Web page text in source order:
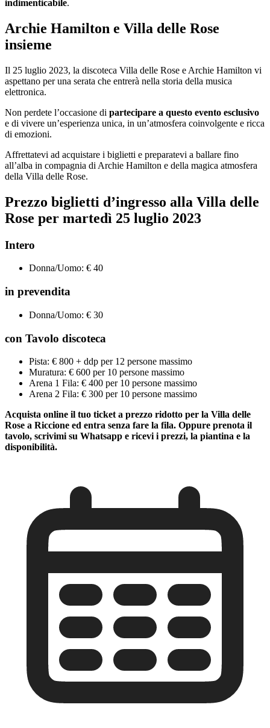
indimenticabile.
Archie Hamilton e Villa delle Rose
insieme
Il 25 luglio 2023, la discoteca Villa delle Rose e Archie Hamilton vi
aspettano per una serata che entrerà nella storia della musica
elettronica.
Non perdete l’occasione di partecipare a questo evento esclusivo
e di vivere un’esperienza unica, in un’atmosfera coinvolgente e ricca
di emozioni.
Affrettatevi ad acquistare i biglietti e preparatevi a ballare fino
all’alba in compagnia di Archie Hamilton e della magica atmosfera
della Villa delle Rose.
Prezzo biglietti d’ingresso alla Villa delle
Rose per martedì 25 luglio 2023
Intero
Donna/Uomo: € 40
in prevendita
Donna/Uomo: € 30
con Tavolo discoteca
Pista: € 800 + ddp per 12 persone massimo
Muratura: € 600 per 10 persone massimo
Arena 1 Fila: € 400 per 10 persone massimo
Arena 2 Fila: € 300 per 10 persone massimo
Acquista online il tuo ticket a prezzo ridotto per la Villa delle
Rose a Riccione ed entra senza fare la fila. Oppure prenota il
tavolo, scrivimi su Whatsapp e ricevi i prezzi, la piantina e la
disponibilità.